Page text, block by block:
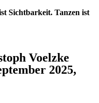
Sichtbarkeit. Tanzen ist
Voelzke
2025,